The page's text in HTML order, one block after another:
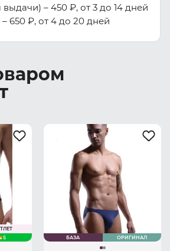
– 450 ₽, от 3 до 14 дней
650 ₽, от 4 до 20 дней
S БАЗА ОРИГИНАЛ